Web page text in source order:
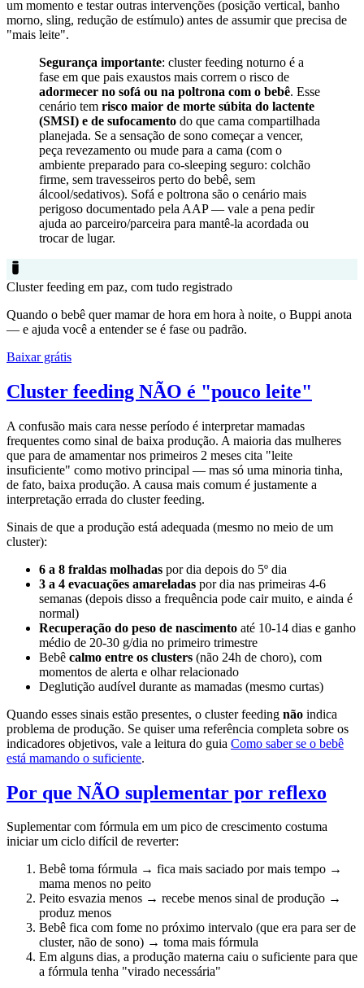
um momento e testar outras intervenções (posição vertical, banho
morno, sling, redução de estímulo) antes de assumir que precisa de
"mais leite".
Segurança importante: cluster feeding noturno é a
fase em que pais exaustos mais correm o risco de
adormecer no sofá ou na poltrona com o bebê. Esse
cenário tem risco maior de morte súbita do lactente
(SMSI) e de sufocamento do que cama compartilhada
planejada. Se a sensação de sono começar a vencer,
peça revezamento ou mude para a cama (com o
ambiente preparado para co-sleeping seguro: colchão
firme, sem travesseiros perto do bebê, sem
álcool/sedativos). Sofá e poltrona são o cenário mais
perigoso documentado pela AAP — vale a pena pedir
ajuda ao parceiro/parceira para mantê-la acordada ou
trocar de lugar.
Cluster feeding em paz, com tudo registrado
Quando o bebê quer mamar de hora em hora à noite, o Buppi anota
— e ajuda você a entender se é fase ou padrão.
Baixar grátis
Cluster feeding NÃO é "pouco leite"
A confusão mais cara nesse período é interpretar mamadas
frequentes como sinal de baixa produção. A maioria das mulheres
que para de amamentar nos primeiros 2 meses cita "leite
insuficiente" como motivo principal — mas só uma minoria tinha,
de fato, baixa produção. A causa mais comum é justamente a
interpretação errada do cluster feeding.
Sinais de que a produção está adequada (mesmo no meio de um
cluster):
6 a 8 fraldas molhadas por dia depois do 5º dia
3 a 4 evacuações amareladas por dia nas primeiras 4-6
semanas (depois disso a frequência pode cair muito, e ainda é
normal)
Recuperação do peso de nascimento até 10-14 dias e ganho
médio de 20-30 g/dia no primeiro trimestre
Bebê calmo entre os clusters (não 24h de choro), com
momentos de alerta e olhar relacionado
Deglutição audível durante as mamadas (mesmo curtas)
Quando esses sinais estão presentes, o cluster feeding não indica
problema de produção. Se quiser uma referência completa sobre os
indicadores objetivos, vale a leitura do guia Como saber se o bebê
está mamando o suficiente.
Por que NÃO suplementar por reflexo
Suplementar com fórmula em um pico de crescimento costuma
iniciar um ciclo difícil de reverter:
Bebê toma fórmula → fica mais saciado por mais tempo →
mama menos no peito
Peito esvazia menos → recebe menos sinal de produção →
produz menos
Bebê fica com fome no próximo intervalo (que era para ser de
cluster, não de sono) → toma mais fórmula
Em alguns dias, a produção materna caiu o suficiente para que
a fórmula tenha "virado necessária"